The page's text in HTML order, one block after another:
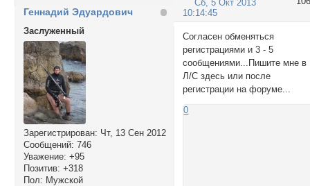
Сб, 5 Окт 2013
10:14:45
Геннадий Эдуардович
Заслуженный
Зарегистрирован: Чт, 13 Сен 2012
Сообщений: 746
Уважение: +95
Позитив: +318
Пол: Мужской
Согласен обменяться
регистрациями и 3 - 5
сообщениями...Пишите мне в
Л/С здесь или после
регистрации на форуме...
0